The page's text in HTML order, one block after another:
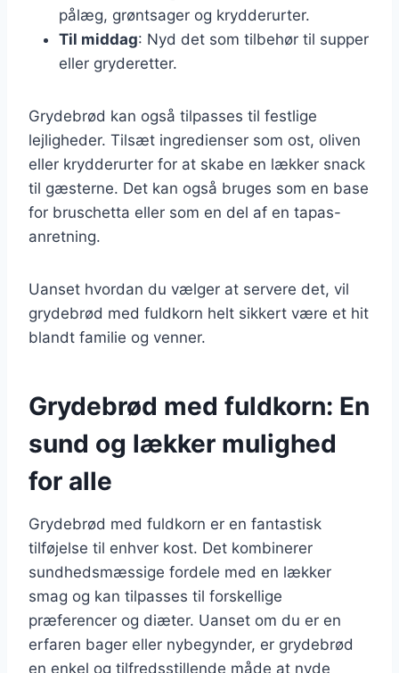
pålæg, grøntsager og krydderurter.
Til middag: Nyd det som tilbehør til supper
eller gryderetter.
Grydebrød kan også tilpasses til festlige
lejligheder. Tilsæt ingredienser som ost, oliven
eller krydderurter for at skabe en lækker snack
til gæsterne. Det kan også bruges som en base
for bruschetta eller som en del af en tapas-
anretning.
Uanset hvordan du vælger at servere det, vil
grydebrød med fuldkorn helt sikkert være et hit
blandt familie og venner.
Grydebrød med fuldkorn: En
sund og lækker mulighed
for alle
Grydebrød med fuldkorn er en fantastisk
tilføjelse til enhver kost. Det kombinerer
sundhedsmæssige fordele med en lækker
smag og kan tilpasses til forskellige
præferencer og diæter. Uanset om du er en
erfaren bager eller nybegynder, er grydebrød
en enkel og tilfredsstillende måde at nyde